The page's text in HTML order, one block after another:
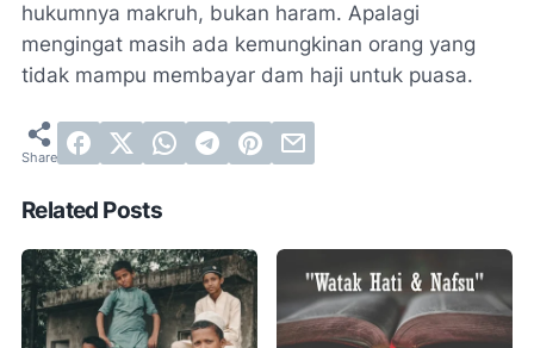
hukumnya makruh, bukan haram. Apalagi
mengingat masih ada kemungkinan orang yang
tidak mampu membayar dam haji untuk puasa.
Related Posts